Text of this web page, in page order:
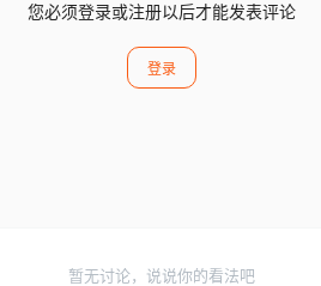
您必须登录或注册以后才能发表评论
登录
暂无讨论，说说你的看法吧